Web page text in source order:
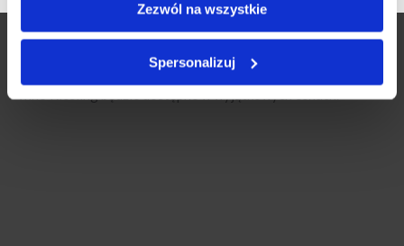
Zezwól na wszystkie
Spersonalizuj
Happy Hours z winem Riesling w Restauracji Paryskiej, która
znajduje się w Hotelu Paryski Art&Business ****. W każdy
poniedziałek i środę w godzinach 15:00-18:00 znakomite